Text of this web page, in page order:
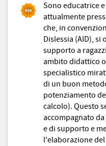
Sono educatrice
attualmente
che, in
Dislessia (AID),
supporto a
ambito didattico
specialistico
di un buon
potenziamento
calcolo). Questo
accompagnato
e di supporto e
l'elaborazione del